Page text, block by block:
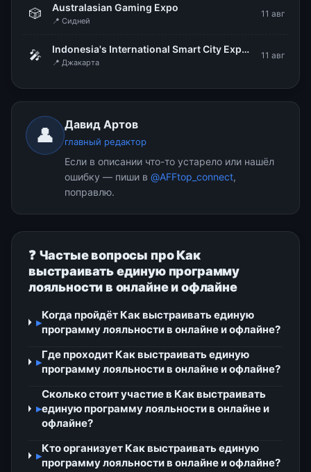
🎲 Australasian Gaming Expo
📍 Сидней
11 авг
🎤 Indonesia's International Smart City Expo & Forum (IISMEX 2026)
📍 Джакарта
11 авг
👤 Давид Артов
главный редактор
Если в описании что-то устарело или нашёл
ошибку — пиши в @AFFtop_connect,
поправлю.
❓ Частые вопросы про Как
выстраивать единую программу
лояльности в онлайне и офлайне
▸
Когда пройдёт Как выстраивать единую
программу лояльности в онлайне и офлайне?
▸
Где проходит Как выстраивать единую
программу лояльности в онлайне и офлайне?
▸
Сколько стоит участие в Как выстраивать
единую программу лояльности в онлайне и
офлайне?
▸
Кто организует Как выстраивать единую
программу лояльности в онлайне и офлайне?